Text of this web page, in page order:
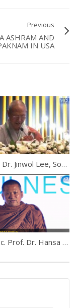
Previous
ASHRAM AND
IN USA
Ven. Prof. Dr. Jinwol Lee, South Korea
Ven. Assoc. Prof. Dr. Hansa Dhammahaso